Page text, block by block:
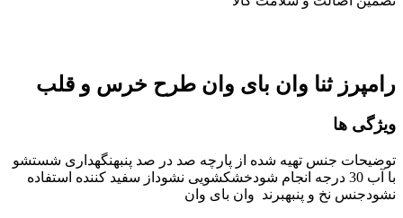
رامپرز ثنا وان بای وان طرح خرس و قلب
ویژگی ها
توضیحات جنس تهیه شده از پارچه صد در صد پنبهنگهداری شستشو
با آب 30 درجه انجام شودخشکشویی نشوداز سفید کننده استفاده
نشودجنس نخ و پنبهبرند وان بای وان